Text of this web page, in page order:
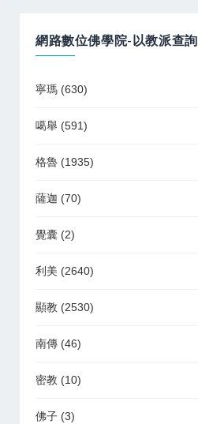
網路數位佛學院-以教派查詢
寧瑪 (630)
噶舉 (591)
格魯 (1935)
薩迦 (70)
覺囊 (2)
利美 (2640)
顯教 (2530)
南傳 (46)
密教 (10)
佛子 (3)